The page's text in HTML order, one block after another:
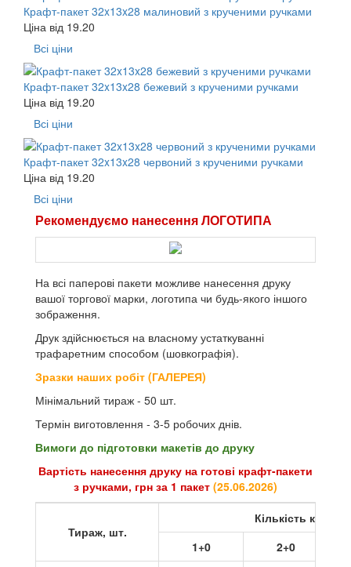
Крафт-пакет 32x13x28 малиновий з крученими ручками
Ціна від 19.20
Всі ціни
Крафт-пакет 32x13x28 бежевий з крученими ручками
Ціна від 19.20
Всі ціни
Крафт-пакет 32x13x28 червоний з крученими ручками
Ціна від 19.20
Всі ціни
Рекомендуємо нанесення ЛОГОТИПА
На всі паперові пакети можливе нанесення друку
вашої торгової марки, логотипа чи будь-якого іншого
зображення.
Друк здійснюється на власному устаткуванні
трафаретним способом (шовкографія).
Зразки наших робіт (ГАЛЕРЕЯ)
Мінімальний тираж - 50 шт.
Термін виготовлення - 3-5 робочих днів.
Вимоги до підготовки макетів до друку
Вартість нанесення друку на готові крафт-пакети
з ручками, грн за 1 пакет (25.06.2026)
Тираж, шт.
Кількість
1+0
2+0